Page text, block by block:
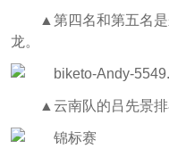
▲ 第四名和第五名
龙。
▲ 云南队的吕先景